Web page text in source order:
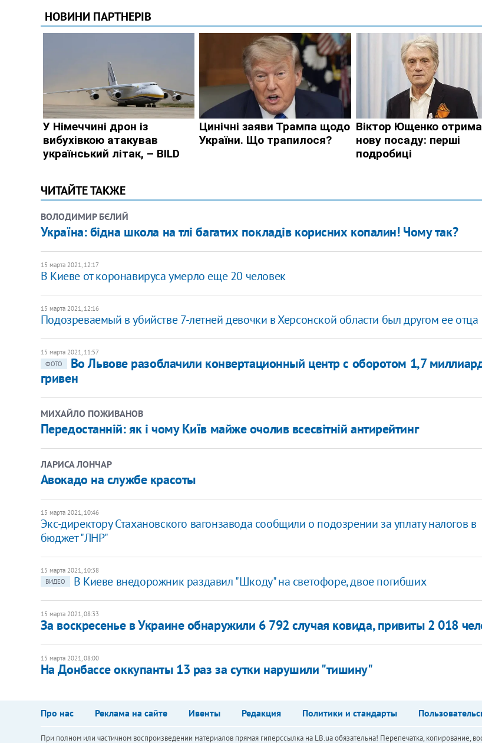
ЧИТАЙТЕ ТАКЖЕ
ВОЛОДИМИР БЄЛИЙ
Україна: бідна школа на тлі багатих покладів корисних копалин! Чому так?
15 марта 2021, 12:17
В Киеве от коронавируса умерло еще 20 человек
15 марта 2021, 12:16
Подозреваемый в убийстве 7-летней девочки в Херсонской области был другом ее отца
15 марта 2021, 11:57
ФОТО
Во Львове разоблачили конвертационный центр с оборотом 1,7
гривен
МИХАЙЛО ПОЖИВАНОВ
Передостанній: як і чому Київ майже очолив всесвітній антирейтинг
ЛАРИСА ЛОНЧАР
Авокадо на службе красоты
15 марта 2021, 10:46
Экс-директору Стахановского вагонзавода сообщили о подозрении за уплату налогов в
бюджет "ЛНР"
15 марта 2021, 10:38
ВИДЕО
В Киеве внедорожник раздавил "Шкоду" на светофоре, двое погибших
15 марта 2021, 08:33
За воскресенье в Украине обнаружили 6 792 случая ковида, привиты 2 018
15 марта 2021, 08:00
На Донбассе оккупанты 13 раз за сутки нарушили "тишину"
Про нас Реклама на сайте Ивенты Редакция Политики и стандарты
При полном или частичном воспроизведении материалов прямая гиперссылка на LB.ua обязательна! Перепечатка, копирование,